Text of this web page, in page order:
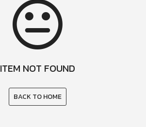
ITEM NOT FOUND
BACK TO HOME